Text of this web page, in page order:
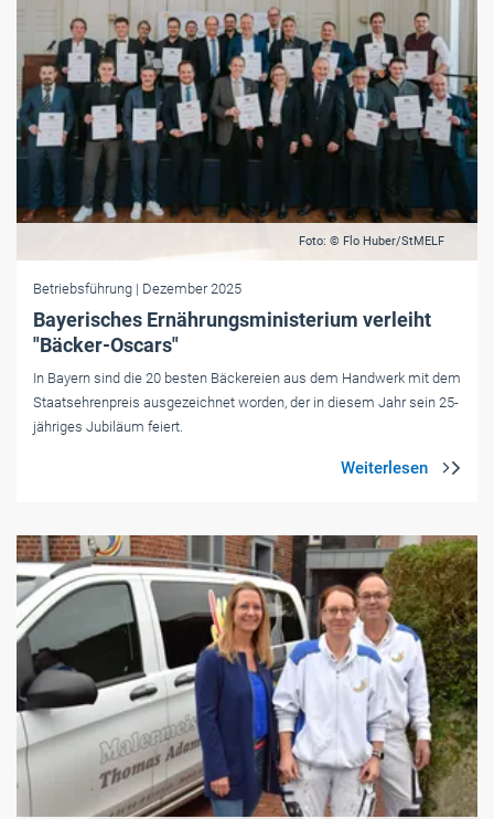
Foto: © Flo Huber/StMELF
Betriebsführung | Dezember 2025
Bayerisches Ernährungsministerium verleiht
"Bäcker-Oscars"
In Bayern sind die 20 besten Bäckereien aus dem Handwerk mit dem
Staatsehrenpreis ausgezeichnet worden, der in diesem Jahr sein 25-
jähriges Jubiläum feiert.